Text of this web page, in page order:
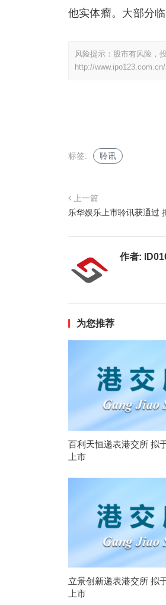
他实体瘤。大部分
风险提示：股市有风险，
http://
标签: 聆讯
上一篇
乐华娱乐上市聆讯获通过
作者:
为您推荐
百利天恒递表港交所 拟
上市
立景创新递表港交所 拟
上市